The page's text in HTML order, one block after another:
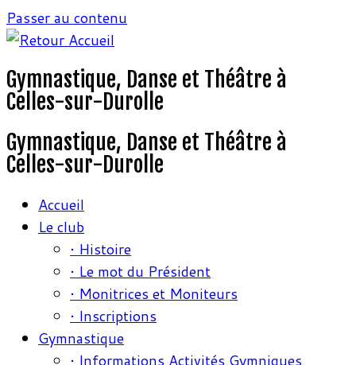
Passer au contenu
Gymnastique, Danse et Théâtre à
Celles-sur-Durolle
Gymnastique, Danse et Théâtre à
Celles-sur-Durolle
Accueil
Le club
• Histoire
• Le mot du Président
• Monitrices et Moniteurs
• Inscriptions
Gymnastique
• Informations Activités Gymniques